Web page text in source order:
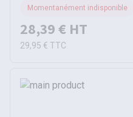
Momentanément indisponible
28,39 € HT
29,95 € TTC